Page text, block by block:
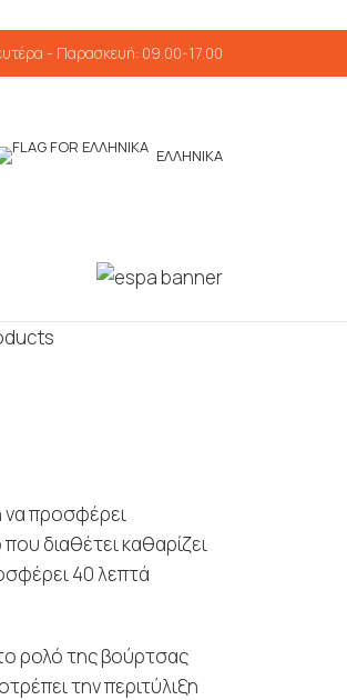
- Παρασκευή: 09.00-17.00
ΕΛΛΗΝΙΚΆ
να προσφέρει
διαθέτει καθαρίζει
40 λεπτά
ρολό της βούρτσας
την περιτύλιξη